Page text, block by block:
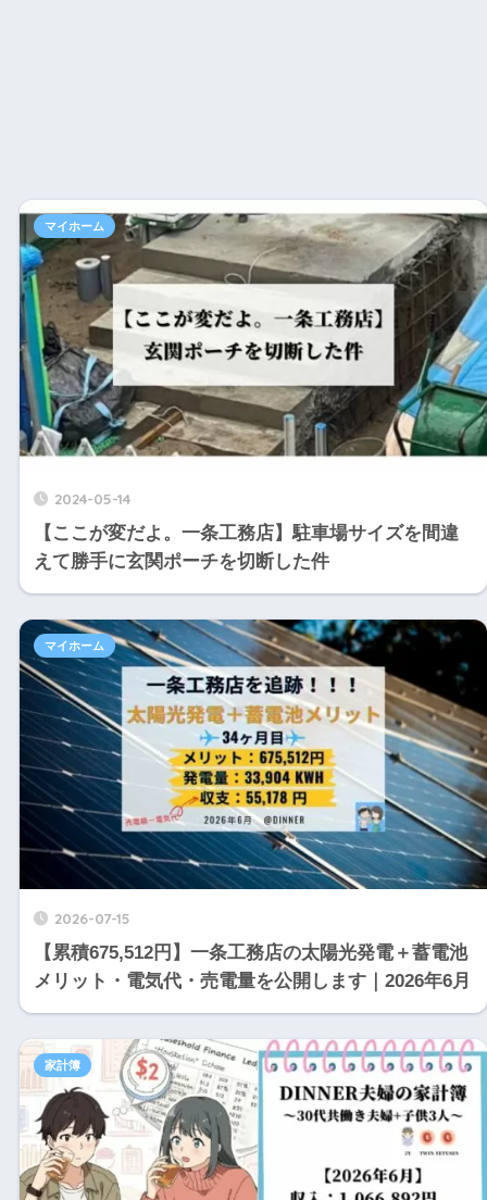
2024-05-14
【ここが変だよ。一条工務店】駐車場サイズを間違
えて勝手に玄関ポーチを切断した件
マイホーム
2026-07-15
【累積675,512円】一条工務店の太陽光発電＋蓄電池
メリット・電気代・売電量を公開します｜2026年6月
マイホーム
家計簿